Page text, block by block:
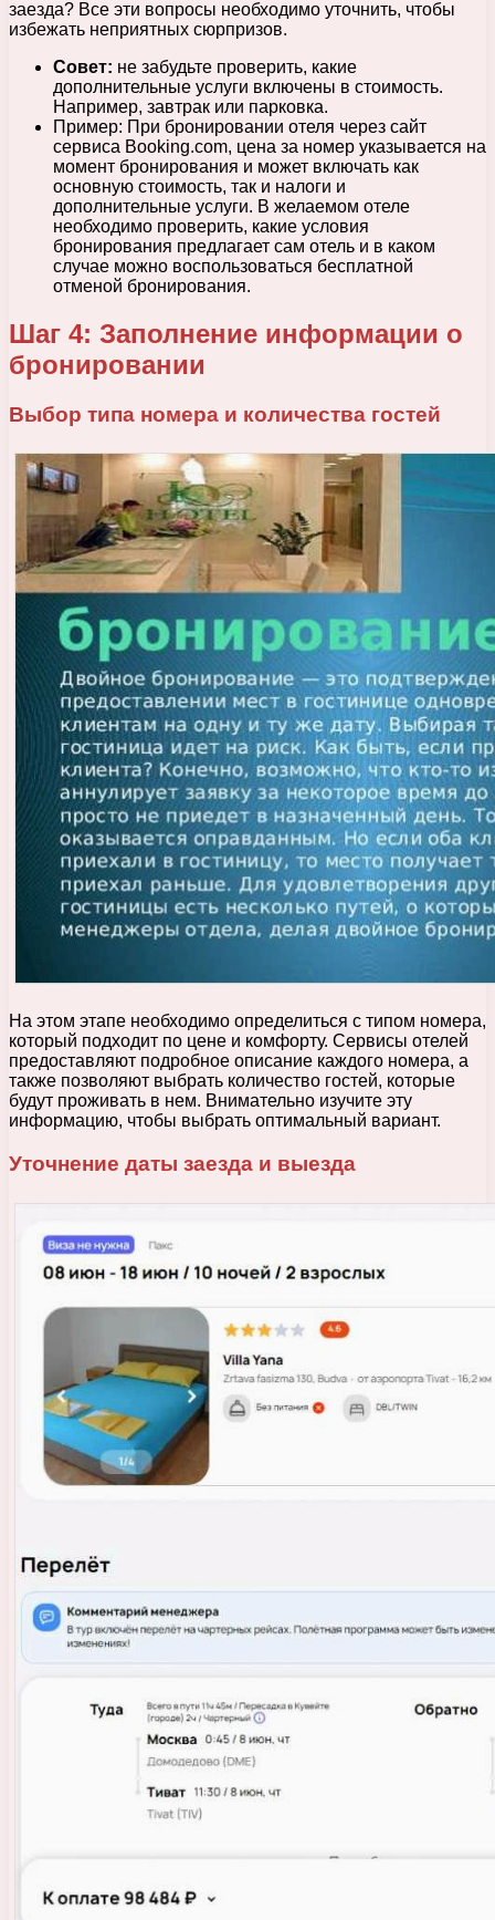
заезда? Все эти вопросы необходимо уточнить, чтобы
избежать неприятных сюрпризов.
Совет: не забудьте проверить, какие
дополнительные услуги включены в стоимость.
Например, завтрак или парковка.
Пример: При бронировании отеля через сайт
сервиса Booking.com, цена за номер указывается на
момент бронирования и может включать как
основную стоимость, так и налоги и
дополнительные услуги. В желаемом отеле
необходимо проверить, какие условия
бронирования предлагает сам отель и в каком
случае можно воспользоваться бесплатной
отменой бронирования.
Шаг 4: Заполнение информации о
бронировании
Выбор типа номера и количества гостей
На этом этапе необходимо определиться с типом номера,
который подходит по цене и комфорту. Сервисы отелей
предоставляют подробное описание каждого номера, а
также позволяют выбрать количество гостей, которые
будут проживать в нем. Внимательно изучите эту
информацию, чтобы выбрать оптимальный вариант.
Уточнение даты заезда и выезда